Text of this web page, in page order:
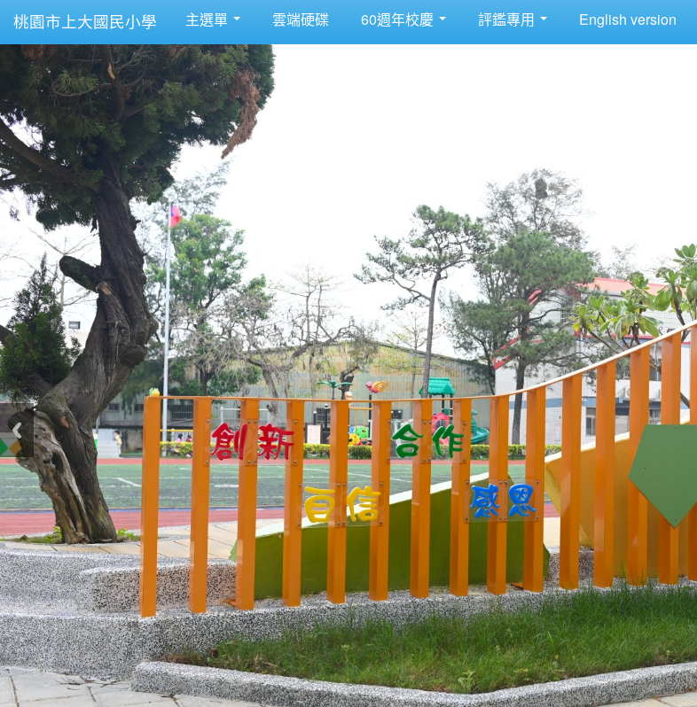
桃園市上大國民小學 主選單 雲端硬碟 60週年校慶 評鑑專用 English version